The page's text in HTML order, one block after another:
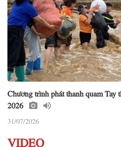
Chương trình phát thanh quam Tay
2026
31/07/2026
VIDEO